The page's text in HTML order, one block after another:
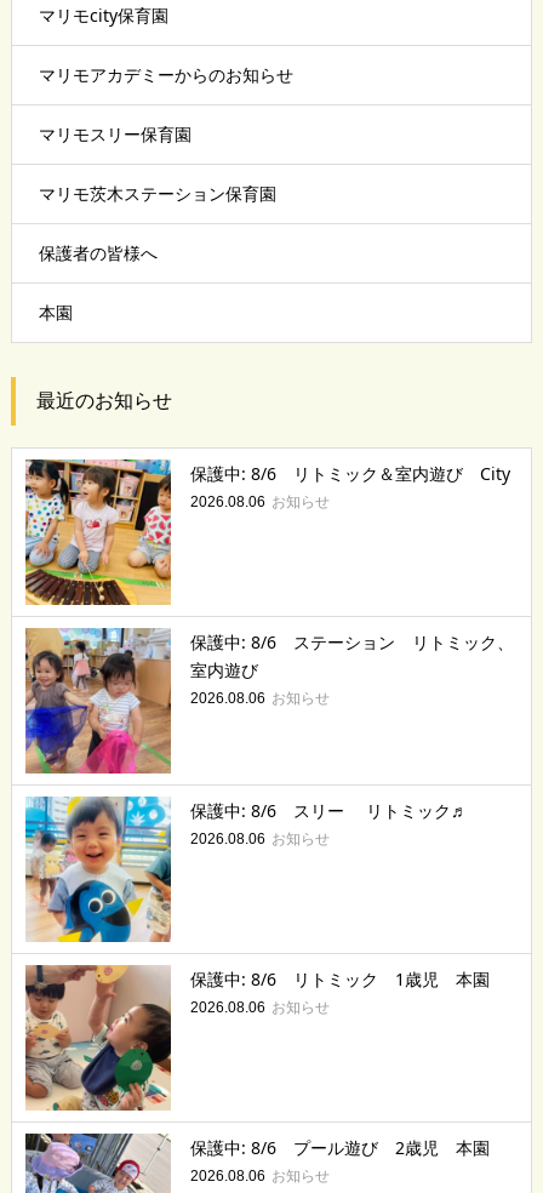
マリモcity保育園
マリモアカデミーからのお知らせ
マリモスリー保育園
マリモ茨木ステーション保育園
保護者の皆様へ
本園
最近のお知らせ
保護中: 8/6 リトミック＆室内遊び City
2026.08.06 お知らせ
保護中: 8/6 ステーション リトミック、
室内遊び
2026.08.06 お知らせ
保護中: 8/6 スリー リトミック♬
2026.08.06 お知らせ
保護中: 8/6 リトミック 1歳児 本園
2026.08.06 お知らせ
保護中: 8/6 プール遊び 2歳児 本園
2026.08.06 お知らせ